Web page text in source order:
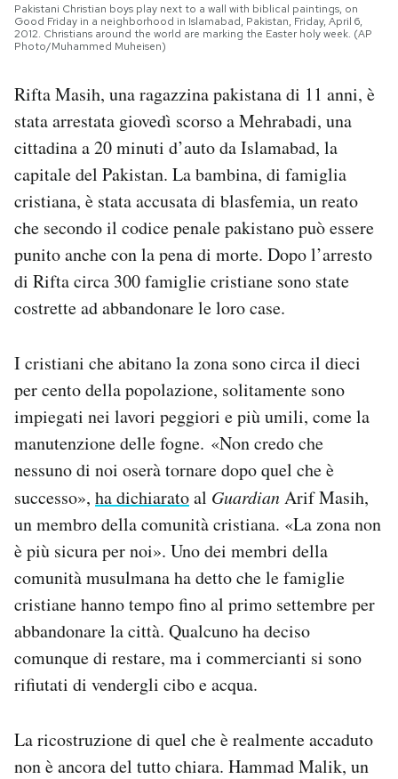
I MIEI PREFERITI
CALENDARIO
AREA PERSONALE
Area Personale
Newsletter
Regala il Post
Hai bisogno di aiuto?
Pakistani Christian boys play next to a wall with biblical paintings, on
Good Friday in a neighborhood in Islamabad, Pakistan, Friday, April 6,
2012. Christians around the world are marking the Easter holy week. (AP
Photo/Muhammed Muheisen)
Rifta Masih, una ragazzina pakistana di 11 anni, è
stata arrestata giovedì scorso a Mehrabadi, una
cittadina a 20 minuti d’auto da Islamabad, la
capitale del Pakistan. La bambina, di famiglia
cristiana, è stata accusata di blasfemia, un reato
che secondo il codice penale pakistano può essere
punito anche con la pena di morte. Dopo l’arresto
di Rifta circa 300 famiglie cristiane sono state
costrette ad abbandonare le loro case.
I cristiani che abitano la zona sono circa il dieci
per cento della popolazione, solitamente sono
impiegati nei lavori peggiori e più umili, come la
manutenzione delle fogne. «Non credo che
nessuno di noi oserà tornare dopo quel che è
successo», ha dichiaratoal GuardianArif Masih,
un membro della comunità cristiana. «La zona non
è più sicura per noi». Uno dei membri della
comunità musulmana ha detto che le famiglie
cristiane hanno tempo fino al primo settembre per
abbandonare la città. Qualcuno ha deciso
comunque di restare, ma i commercianti si sono
rifiutati di vendergli cibo e acqua.
La ricostruzione di quel che è realmente accaduto
non è ancora del tutto chiara. Hammad Malik, un